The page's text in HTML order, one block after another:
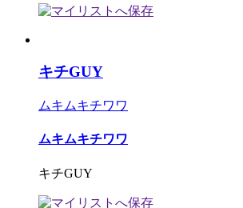
キチGUY
ムキムキチワワ
ムキムキチワワ
キチGUY